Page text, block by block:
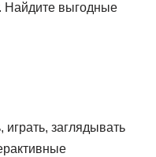
Найдите выгодные
заглядывать